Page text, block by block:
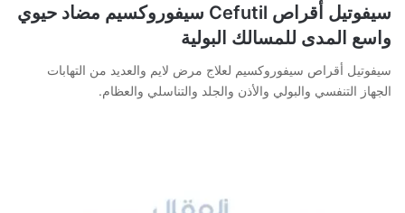
سيفوتيل أقراص Cefutil سيفوروكسيم مضاد حيوي
واسع المدى للمسالك البولية
سيفوتيل أقراص سيفوروكسيم لعلاج مرض لايم والعديد من التهابات
الجهاز التنفسي والبولي والأذن والجلد والتناسلي والعظام.